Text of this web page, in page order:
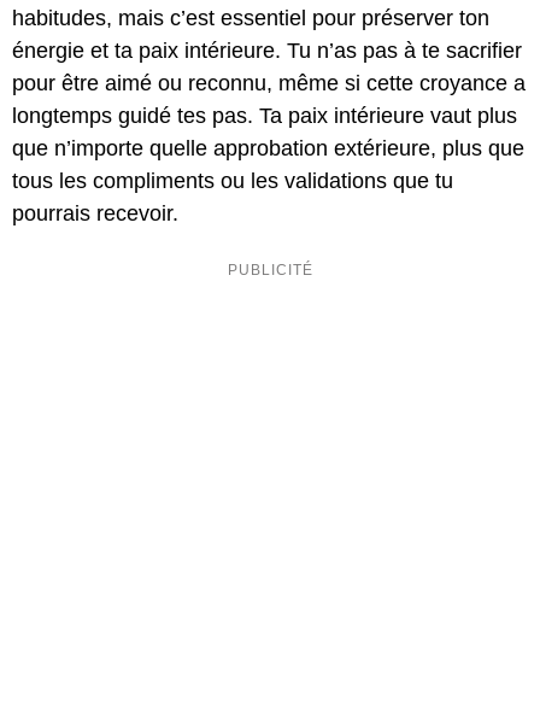
habitudes, mais c’est essentiel pour préserver ton
énergie et ta paix intérieure. Tu n’as pas à te sacrifier
pour être aimé ou reconnu, même si cette croyance a
longtemps guidé tes pas. Ta paix intérieure vaut plus
que n’importe quelle approbation extérieure, plus que
tous les compliments ou les validations que tu
pourrais recevoir.